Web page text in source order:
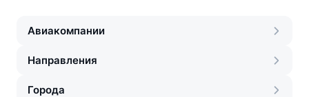
Авиакомпании
Направления
Города